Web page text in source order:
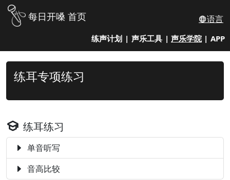
每日开嗓 首页 语言
练声计划 | 声乐工具 | 声乐学院 | APP
练耳专项练习
练耳练习
单音听写
音高比较